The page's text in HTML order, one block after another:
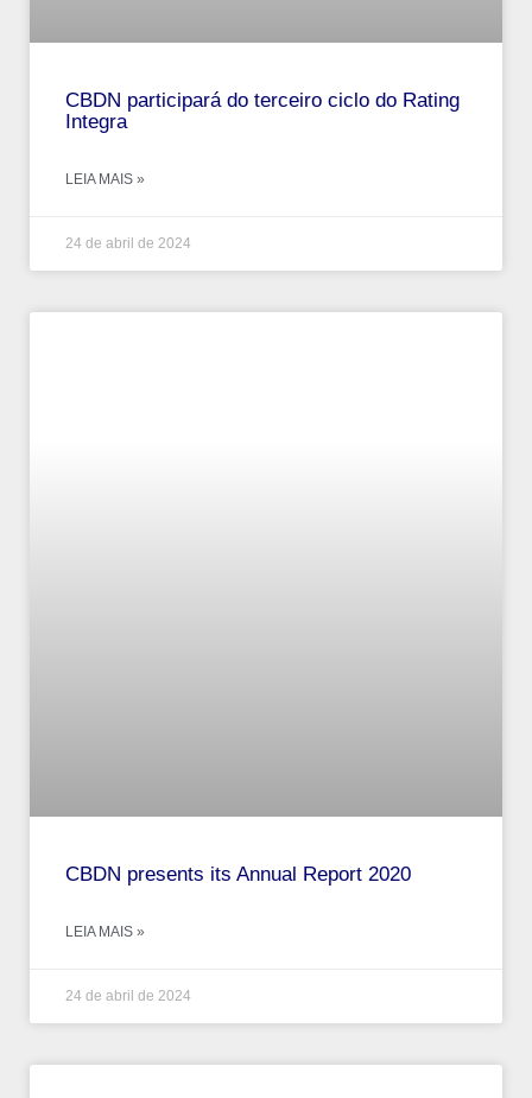
CBDN participará do terceiro ciclo do Rating
Integra
LEIA MAIS »
24 de abril de 2024
CBDN presents its Annual Report 2020
LEIA MAIS »
24 de abril de 2024